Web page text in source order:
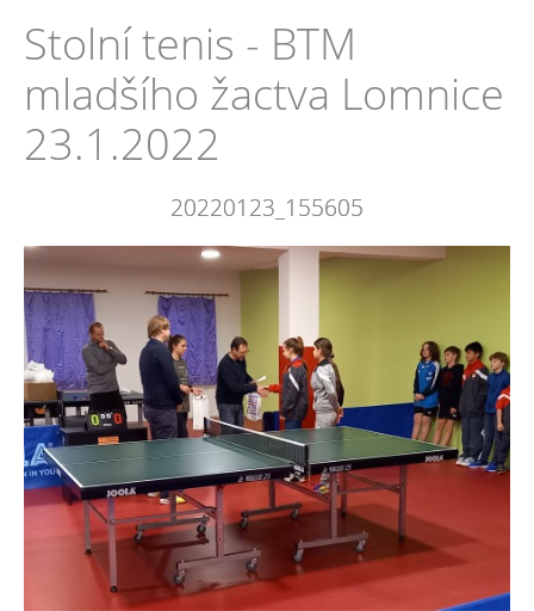
Stolní tenis - BTM
mladšího žactva Lomnice
23.1.2022
20220123_155605